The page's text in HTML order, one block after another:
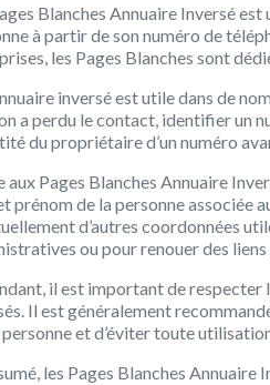
Blanches Annuaire Inversé
à partir de son numéro de
les Pages Blanches sont
inversé est utile dans de
a perdu le contact, identifier un
du propriétaire d’un numéro
aux Pages Blanches Annuaire
prénom de la personne associée
d’autres coordonnées
ou pour renouer des liens
il est important de respecter
Il est généralement
personne et d’éviter toute
les Pages Blanches